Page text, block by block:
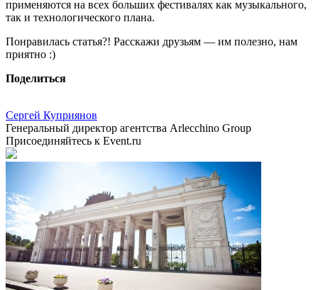
применяются на всех больших фестивалях как музыкального,
так и технологического плана.
Понравилась статья?! Расскажи друзьям — им полезно, нам
приятно :)
Поделиться
Сергей Куприянов
Генеральный директор агентства Arlecchino Group
Присоединяйтесь к Event.ru